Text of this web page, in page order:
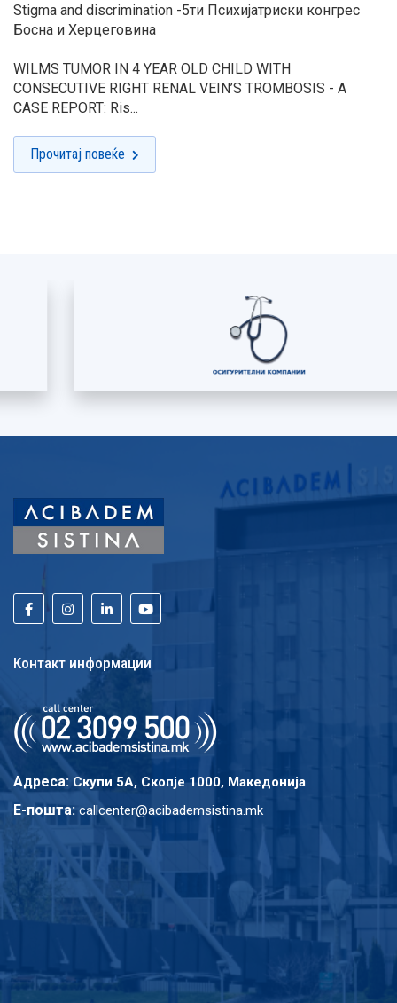
Stigma and discrimination -5ти Психијатриски конгрес
Босна и Херцеговина
WILMS TUMOR IN 4 YEAR OLD CHILD WITH
CONSECUTIVE RIGHT RENAL VEIN’S TROMBOSIS - A
CASE REPORT: Ris...
Прочитај повеќе
Контакт информации
Адреса: Скупи 5A, Скопје 1000, Македонија
E-пошта: callcenter@acibademsistina.mk